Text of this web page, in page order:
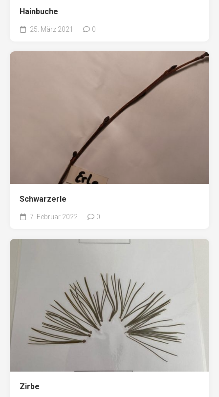
Hainbuche
25. März 2021 0
Schwarzerle
7. Februar 2022 0
Zirbe